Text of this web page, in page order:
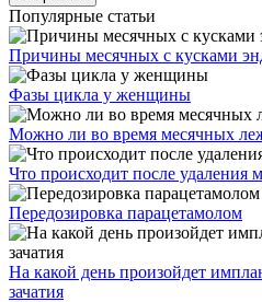
Популярные статьи
Причины месячных с кусками
Фазы цикла у женщины
Можно ли во время месячных
Что происходит после удаления
Передозировка парацетамолом
На какой день произойдет
зачатия